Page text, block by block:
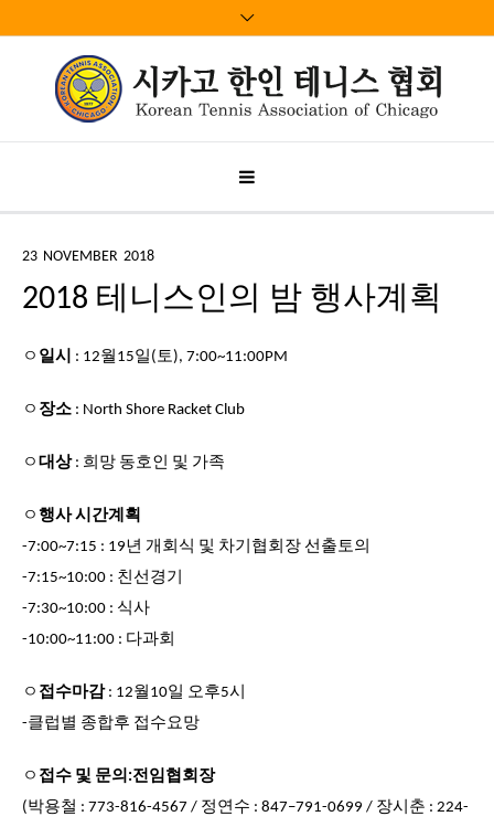
23 NOVEMBER 2018
2018 테니스인의 밤 행사계획
ㅇ 일시 : 12월15일(토), 7:00~11:00PM
ㅇ 장소 : North Shore Racket Club
ㅇ 대상: 희망 동호인 및 가족
ㅇ 행사 시간계획
-7:00~7:15 : 19년 개회식 및 차기협회장 선출토의
-7:15~10:00 : 친선경기
-7:30~10:00 : 식사
-10:00~11:00 : 다과회
ㅇ 접수마감: 12월10일 오후5시
-클럽별 종합후 접수요망
ㅇ 접수 및 문의:전임협회장
(박용철 : 773-816-4567 / 정연수 : 847–791-0699 / 장시춘 : 224-